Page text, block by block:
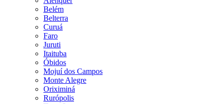
Belém
Belterra
Curuá
Faro
Juruti
Itaituba
Óbidos
Mojuí dos Campos
Monte Alegre
Oriximiná
Rurópolis